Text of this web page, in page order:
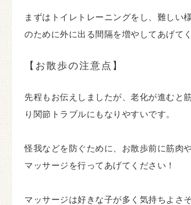
まずはトイレトレーニングをし、難しい
のために外に出る間隔を増やしてあげてく
【お散歩の注意点】
先程もお伝えしましたが、老化が進むと
り関節トラブルにもなりやすいです。
怪我などを防ぐために、お散歩前に筋肉
マッサージを行ってあげてください！
マッサージは好きな子が多く気持ちよさ